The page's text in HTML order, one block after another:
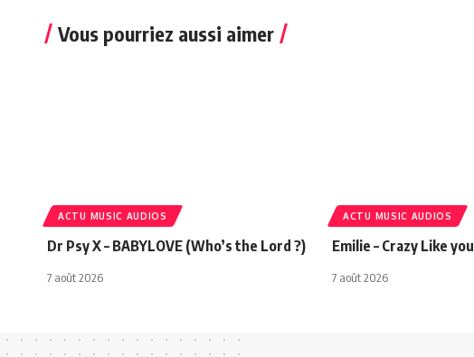
Vous pourriez aussi aimer
ACTU MUSIC AUDIOS
Dr Psy X – BABYLOVE (Who’s the Lord ?)
7 août 2026
ACTU MUSIC AUDIOS
Emilie – Crazy Like you
7 août 2026